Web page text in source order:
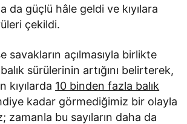
da güçlü hâle geldi ve kıyılara
çekildi.
savakların açılmasıyla birlikte
sürülerinin artığını belirterek,
kıyılarda 10 binden fazla balık
kadar görmediğimiz bir olayla
zamanla bu sayıların daha da